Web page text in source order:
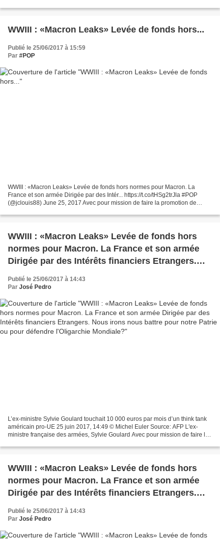
WWIII : «Macron Leaks» Levée de fonds hors...
Publié le 25/06/2017 à 15:59
Par #POP
WWIII : «Macron Leaks» Levée de fonds hors normes pour Macron. La
France et son armée Dirigée par des Intér... https://t.co/tHSg2trJla #POP
(@jclouis88) June 25, 2017 Avec pour mission de faire la promotion de
WWIII : «Macron Leaks» Levée de fonds hors
normes pour Macron. La France et son armée
Dirigée par des Intérêts financiers Etrangers.
Nous irons nous battre pour notre Patrie ou
pour défendre l'Oligarchie Mondiale?
Publié le 25/06/2017 à 14:43
Par José Pedro
L’ex-ministre Sylvie Goulard touchait 10 000 euros par mois d’un think tank
américain pro-UE 25 juin 2017, 14:49 © Michel Euler Source: AFP L'ex-
ministre française des armées, Sylvie Goulard Avec pour mission de faire la
WWIII : «Macron Leaks» Levée de fonds hors
normes pour Macron. La France et son armée
Dirigée par des Intérêts financiers Etrangers.
pour défendre l'Oligarchie Mondiale?
Publié le 25/06/2017 à 14:43
Par José Pedro